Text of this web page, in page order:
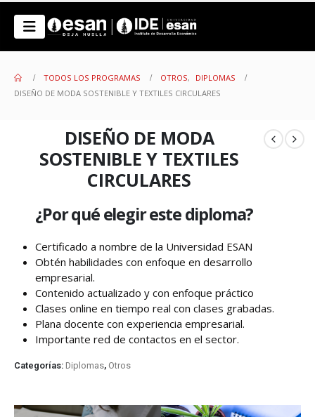
TODOS LOS PROGRAMAS OTROS,
DIPLOMAS
DISEÑO DE MODA SOSTENIBLE Y TEXTILES CIRCULARES
DISEÑO DE MODA
SOSTENIBLE Y TEXTILES
CIRCULARES
¿Por qué elegir este diploma?
Certificado a nombre de la Universidad ESAN
Obtén habilidades con enfoque en desarrollo
empresarial.
Contenido actualizado y con enfoque práctico
Clases online en tiempo real con clases grabadas.
Plana docente con experiencia empresarial.
Importante red de contactos en el sector.
Categorías: Diplomas, Otros